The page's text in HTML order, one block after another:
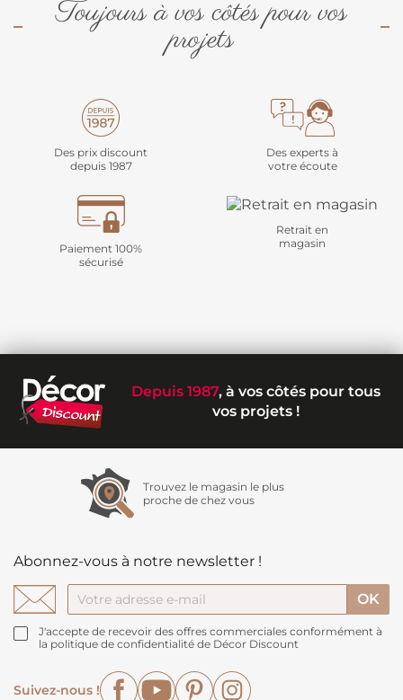
Toujours à vos côtés pour vos
projets
Des prix discount
depuis 1987
Des experts à
votre écoute
Paiement 100%
sécurisé
Retrait en
magasin
Depuis 1987, à vos côtés pour tous
vos projets !
Trouvez le magasin le plus
proche de chez vous
Abonnez-vous à notre newsletter !
J'accepte de recevoir des offres commerciales conformément à
la politique de confidentialité de Décor Discount
Suivez-nous !
FacebookYouTubePinterest